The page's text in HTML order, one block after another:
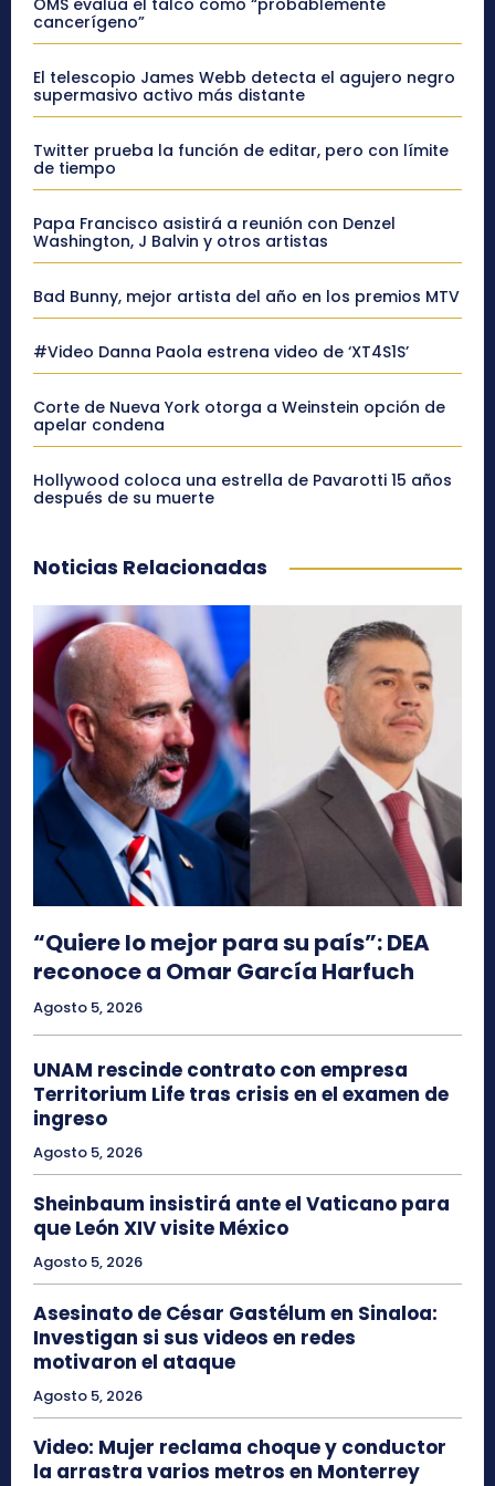
OMS evalúa el talco como “probablemente
cancerígeno”
El telescopio James Webb detecta el agujero negro
supermasivo activo más distante
Twitter prueba la función de editar, pero con límite
de tiempo
Papa Francisco asistirá a reunión con Denzel
Washington, J Balvin y otros artistas
Bad Bunny, mejor artista del año en los premios MTV
#Video Danna Paola estrena video de ‘XT4S1S’
Corte de Nueva York otorga a Weinstein opción de
apelar condena
Hollywood coloca una estrella de Pavarotti 15 años
después de su muerte
Noticias Relacionadas
“Quiere lo mejor para su país”: DEA
reconoce a Omar García Harfuch
Agosto 5, 2026
UNAM rescinde contrato con empresa
Territorium Life tras crisis en el examen de
ingreso
Agosto 5, 2026
Sheinbaum insistirá ante el Vaticano para
que León XIV visite México
Agosto 5, 2026
Asesinato de César Gastélum en Sinaloa:
Investigan si sus videos en redes
motivaron el ataque
Agosto 5, 2026
Video: Mujer reclama choque y conductor
la arrastra varios metros en Monterrey